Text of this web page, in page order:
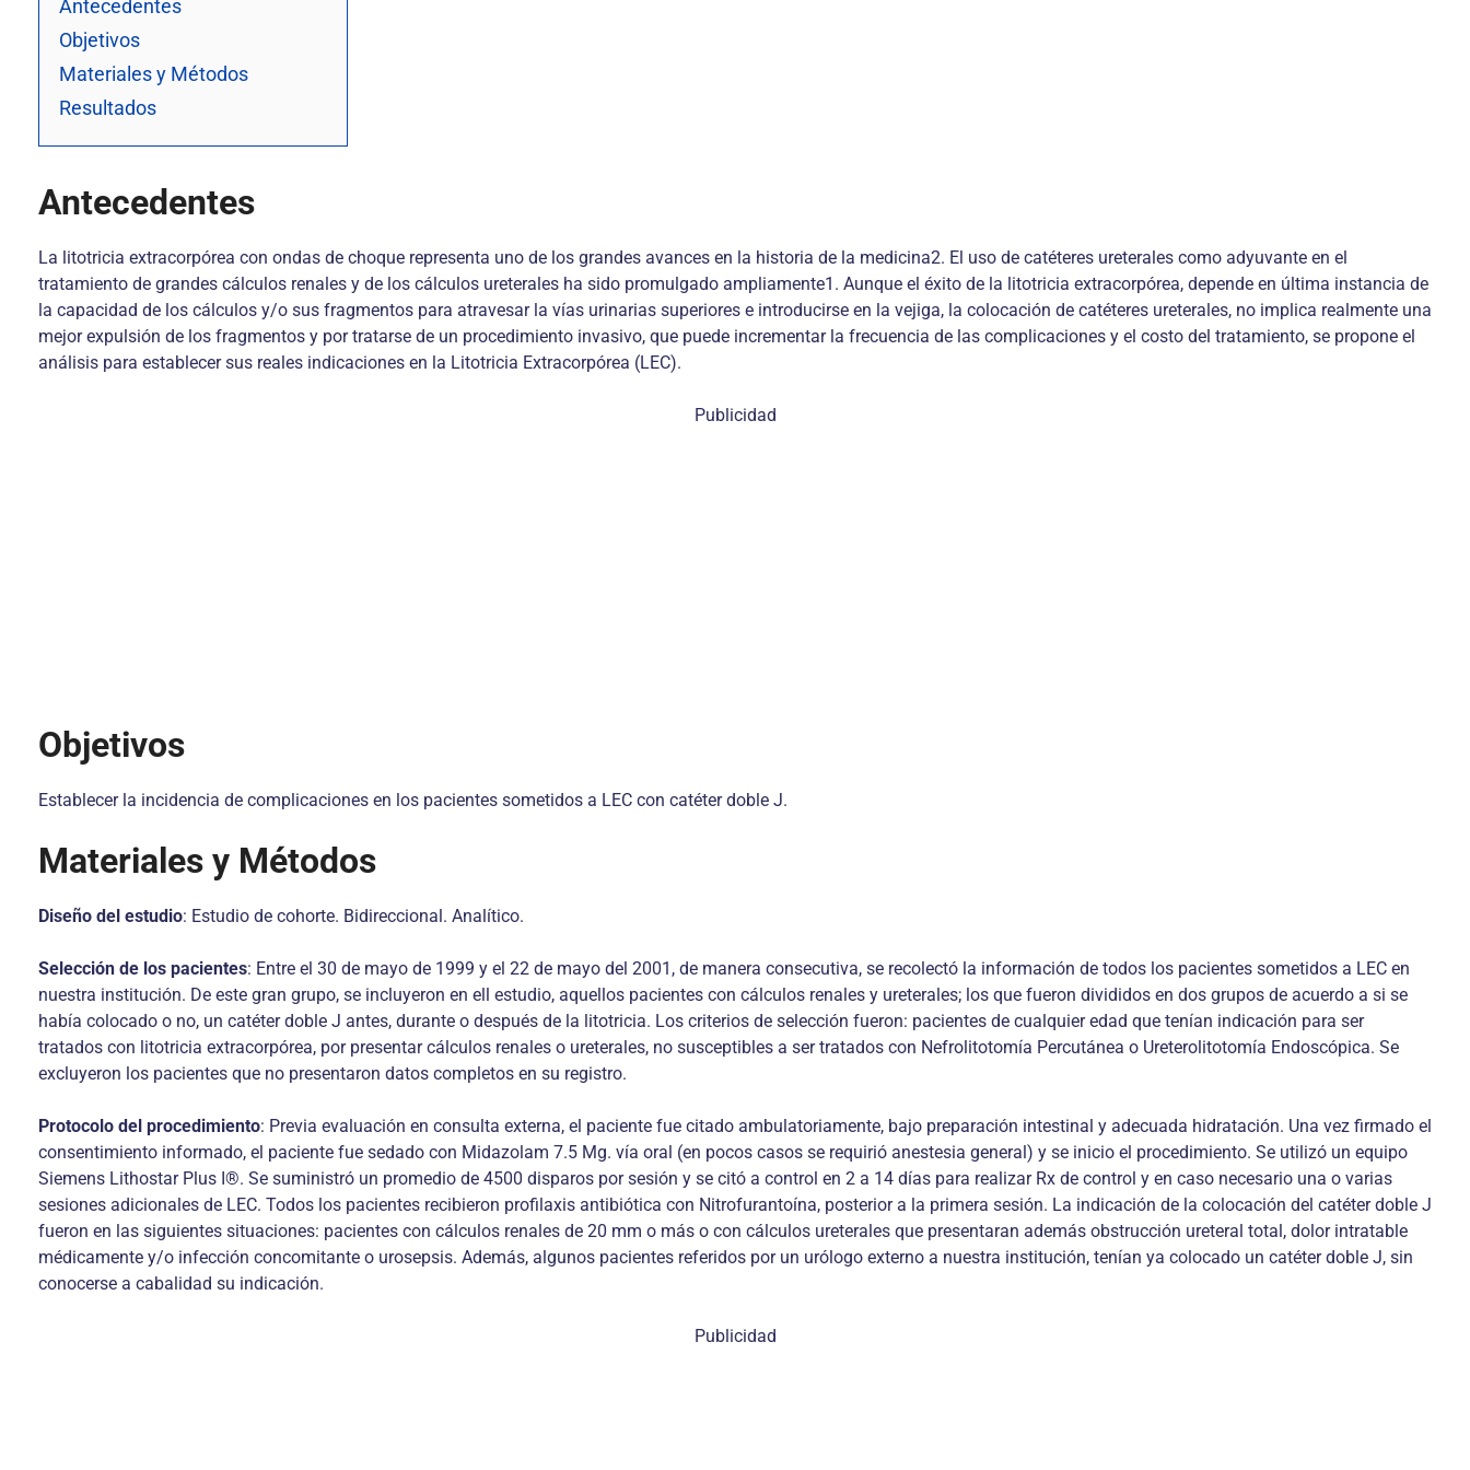
Antecedentes
Objetivos
Materiales y Métodos
Resultados
Antecedentes
La litotricia extracorpórea con ondas de choque representa uno de los grandes avances en la historia de la medicina2. El uso de catéteres ureterales como adyuvante en el
tratamiento de grandes cálculos renales y de los cálculos ureterales ha sido promulgado ampliamente1. Aunque el éxito de la litotricia extracorpórea, depende en última instancia de
la capacidad de los cálculos y/o sus fragmentos para atravesar la vías urinarias superiores e introducirse en la vejiga, la colocación de catéteres ureterales, no implica realmente una
mejor expulsión de los fragmentos y por tratarse de un procedimiento invasivo, que puede incrementar la frecuencia de las complicaciones y el costo del tratamiento, se propone el
análisis para establecer sus reales indicaciones en la Litotricia Extracorpórea (LEC).
Publicidad
Objetivos
Establecer la incidencia de complicaciones en los pacientes sometidos a LEC con catéter doble J.
Materiales y Métodos
Diseño del estudio: Estudio de cohorte. Bidireccional. Analítico.
Selección de los pacientes: Entre el 30 de mayo de 1999 y el 22 de mayo del 2001, de manera consecutiva, se recolectó la información de todos los pacientes sometidos a LEC en
nuestra institución. De este gran grupo, se incluyeron en ell estudio, aquellos pacientes con cálculos renales y ureterales; los que fueron divididos en dos grupos de acuerdo a si se
había colocado o no, un catéter doble J antes, durante o después de la litotricia. Los criterios de selección fueron: pacientes de cualquier edad que tenían indicación para ser
tratados con litotricia extracorpórea, por presentar cálculos renales o ureterales, no susceptibles a ser tratados con Nefrolitotomía Percutánea o Ureterolitotomía Endoscópica. Se
excluyeron los pacientes que no presentaron datos completos en su registro.
Protocolo del procedimiento: Previa evaluación en consulta externa, el paciente fue citado ambulatoriamente, bajo preparación intestinal y adecuada hidratación. Una vez firmado el
consentimiento informado, el paciente fue sedado con Midazolam 7.5 Mg. vía oral (en pocos casos se requirió anestesia general) y se inicio el procedimiento. Se utilizó un equipo
Siemens Lithostar Plus I®. Se suministró un promedio de 4500 disparos por sesión y se citó a control en 2 a 14 días para realizar Rx de control y en caso necesario una o varias
sesiones adicionales de LEC. Todos los pacientes recibieron profilaxis antibiótica con Nitrofurantoína, posterior a la primera sesión. La indicación de la colocación del catéter doble J
fueron en las siguientes situaciones: pacientes con cálculos renales de 20 mm o más o con cálculos ureterales que presentaran además obstrucción ureteral total, dolor intratable
médicamente y/o infección concomitante o urosepsis. Además, algunos pacientes referidos por un urólogo externo a nuestra institución, tenían ya colocado un catéter doble J, sin
conocerse a cabalidad su indicación.
Publicidad